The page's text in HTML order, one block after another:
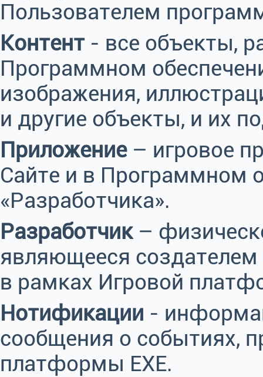
Пользователем
Контент- все объекты,
Программном
изображения,
и другие объекты, и их
Приложение– игровое
Сайте и в Программном
«Разработчика».
Разработчик–
являющееся
в рамках Игровой
Нотификации -
сообщения о событиях,
платформы EXE.